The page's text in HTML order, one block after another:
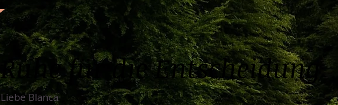
Ruhe für die Entscheidung
Liebe Blanca